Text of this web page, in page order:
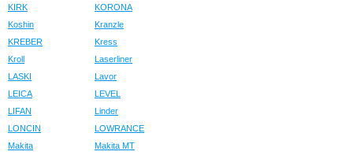
KIRK
KORONA
Koshin
Kranzle
KREBER
Kress
Kroll
Laserliner
LASKI
Lavor
LEICA
LEVEL
LIFAN
Linder
LONCIN
LOWRANCE
Makita
Makita MT